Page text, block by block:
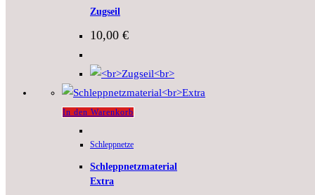
Zugseil
10,00 €
In den Warenkorb
Schleppnetze
Schleppnetzmaterial
Extra